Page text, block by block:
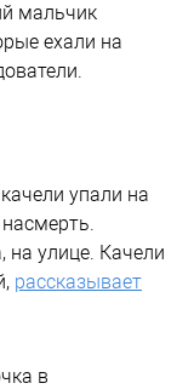
мальчик
ехали на
упали на
на улице. Качели
рассказывает
в